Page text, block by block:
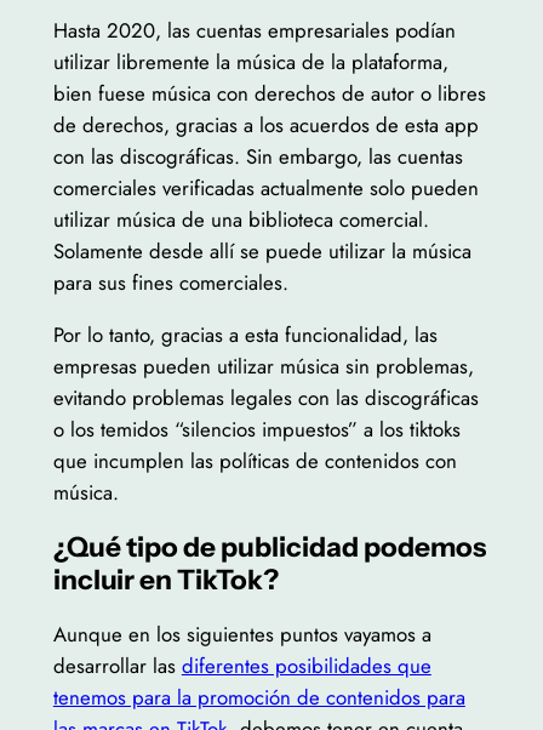
Hasta 2020, las cuentas empresariales podían
utilizar libremente la música de la plataforma,
bien fuese música con derechos de autor o libres
de derechos, gracias a los acuerdos de esta app
con las discográficas. Sin embargo, las cuentas
comerciales verificadas actualmente solo pueden
utilizar música de una biblioteca comercial.
Solamente desde allí se puede utilizar la música
para sus fines comerciales.
Por lo tanto, gracias a esta funcionalidad, las
empresas pueden utilizar música sin problemas,
evitando problemas legales con las discográficas
o los temidos “silencios impuestos” a los tiktoks
que incumplen las políticas de contenidos con
música.
¿Qué tipo de publicidad podemos
incluir en TikTok?
Aunque en los siguientes puntos vayamos a
desarrollar las diferentes posibilidades que
tenemos para la promoción de contenidos para